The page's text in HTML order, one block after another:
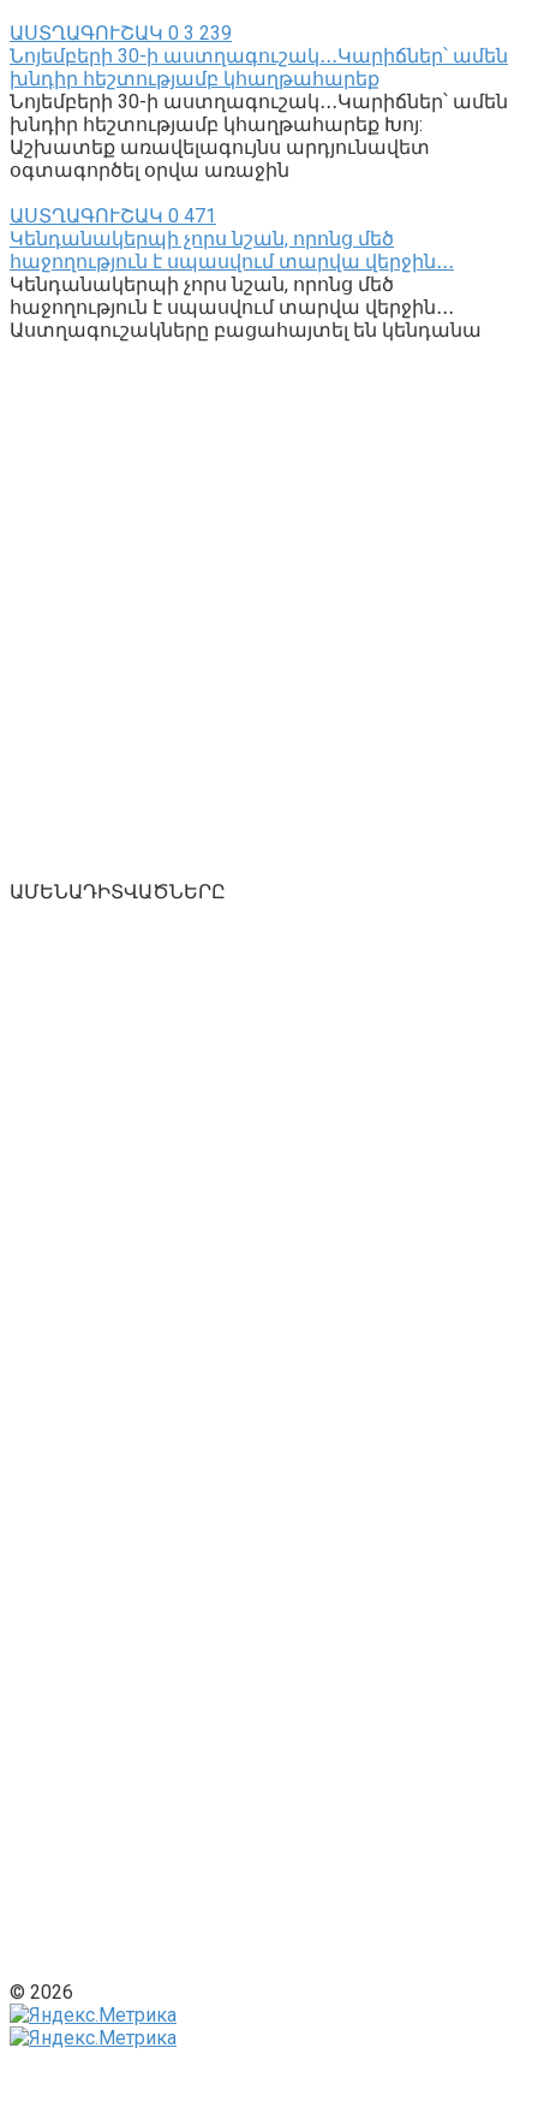
ԱՍՏՂԱԳՈՒՇԱԿ 0 3 239
Նոյեմբերի 30-ի աստղագուշակ․․․Կարիճներ՝ ամեն
խնդիր հեշտությամբ կհաղթահարեք
Նոյեմբերի 30-ի աստղագուշակ․․․Կարիճներ՝ ամեն
խնդիր հեշտությամբ կհաղթահարեք Խոյ:
Աշխատեք առավելագույնս արդյունավետ
օգտագործել օրվա առաջին
ԱՍՏՂԱԳՈՒՇԱԿ 0 471
Կենդանակերպի չորս նշան, որոնց մեծ
հաջողություն է սպասվում տարվա վերջին․․․
Կենդանակերպի չորս նշան, որոնց մեծ
հաջողություն է սպասվում տարվա վերջին․․․
Աստղագուշակները բացահայտել են կենդանա
ԱՄԵՆԱԴԻՏՎԱԾՆԵՐԸ
© 2026